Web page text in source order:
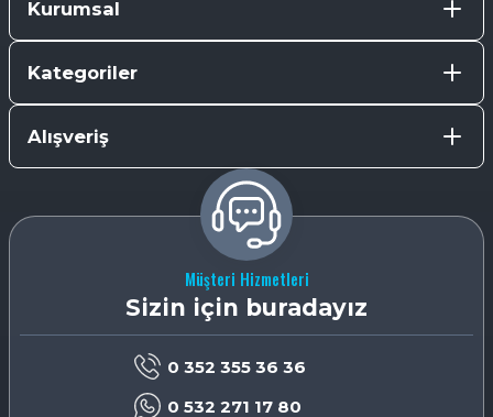
Kurumsal
Kategoriler
Alışveriş
Müşteri Hizmetleri
Sizin için buradayız
0 352 355 36 36
0 532 271 17 80